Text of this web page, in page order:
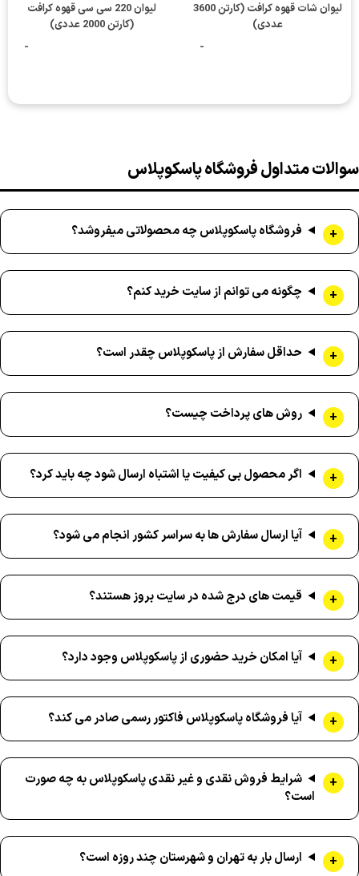
لیوان شات قهوه کرافت (کارتن 3600
عددی)
-
لیوان 220 سی سی قهوه کرافت
(کارتن 2000 عددی)
-
سوالات متداول فروشگاه پاسکوپلاس
فروشگاه پاسکوپلاس چه محصولاتی میفروشد؟
چگونه می توانم از سایت خرید کنم؟
حداقل سفارش از پاسکوپلاس چقدر است؟
روش های پرداخت چیست؟
اگر محصول بی کیفیت یا اشتباه ارسال شود چه باید کرد؟
آیا ارسال سفارش ها به سراسر کشور انجام می شود؟
قیمت های درج شده در سایت بروز هستند؟
آیا امکان خرید حضوری از پاسکوپلاس وجود دارد؟
آیا فروشگاه پاسکوپلاس فاکتور رسمی صادر می کند؟
شرایط فروش نقدی و غیر نقدی پاسکوپلاس به چه صورت
است؟
ارسال بار به تهران و شهرستان چند روزه است؟